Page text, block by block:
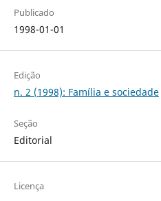
Publicado
1998-01-01
Edição
n. 2 (1998): Família e sociedade
Seção
Editorial
Licença